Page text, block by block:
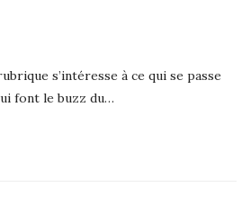
s’intéresse à ce qui se passe
font le buzz du…